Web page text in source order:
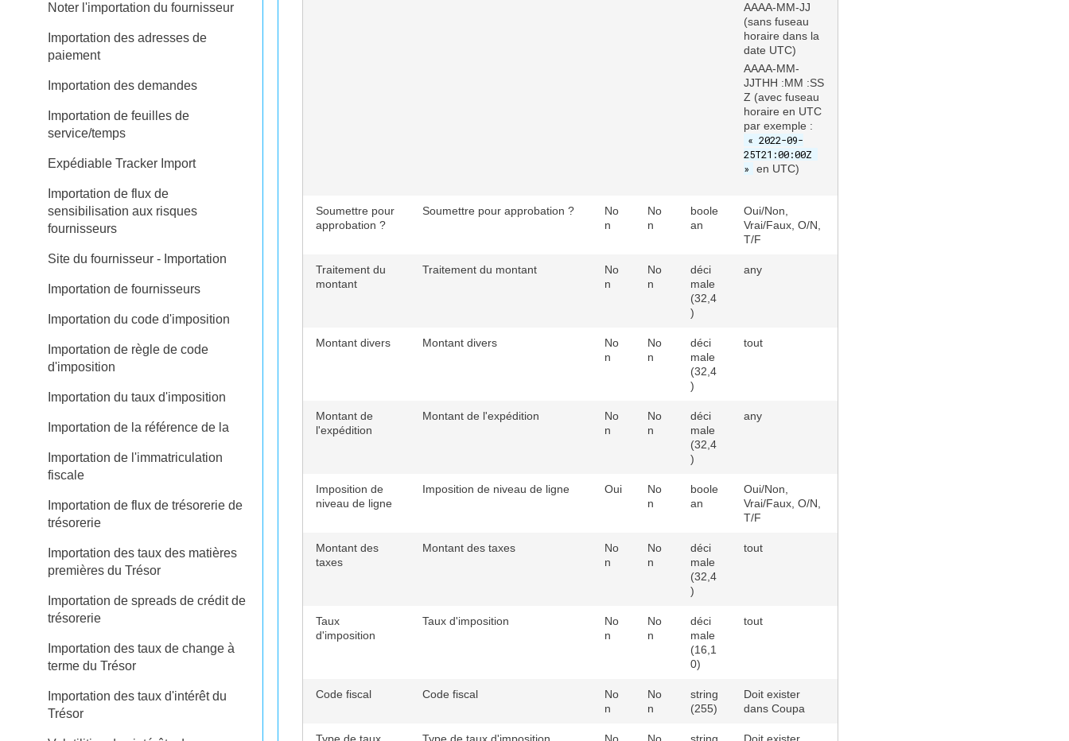
AAAA-MM-JJ
(sans fuseau
horaire dans la
date UTC)
AAAA-MM-
JJTHH :MM :SS
Z (avec fuseau
horaire en UTC
par exemple :
« 2022-09-
25T21:00:00Z
»
en UTC)
Soumettre pour
approbation ?
Soumettre pour approbation ?
No
n
No
n
boole
an
Oui/Non,
Vrai/Faux, O/N,
T/F
Traitement du
montant
Traitement du montant
No
n
No
n
déci
male
(32,4
)
any
Montant divers Montant divers
No
n
No
n
déci
male
(32,4
)
tout
Montant de
l'expédition
Montant de l'expédition
No
n
No
n
déci
male
(32,4
)
any
Imposition de
niveau de ligne
Imposition de niveau de ligne Oui
No
n
boole
an
Oui/Non,
Vrai/Faux, O/N,
T/F
Montant des
taxes
Montant des taxes
No
n
No
n
déci
male
(32,4
)
tout
Taux
d'imposition
Taux d'imposition
No
n
No
n
déci
male
(16,1
0)
tout
Code fiscal Code fiscal
No
n
No
n
string
(255)
Doit exister
dans Coupa
Noter l'importation du fournisseur
Importation des adresses de
paiement
Importation des demandes
Importation de feuilles de
service/temps
Expédiable Tracker Import
Importation de flux de
sensibilisation aux risques
fournisseurs
Site du fournisseur - Importation
Importation de fournisseurs
Importation du code d'imposition
Importation de règle de code
d'imposition
Importation du taux d'imposition
Importation de la référence de la
Importation de l'immatriculation
fiscale
Importation de flux de trésorerie de
trésorerie
Importation des taux des matières
premières du Trésor
Importation de spreads de crédit de
trésorerie
Importation des taux de change à
terme du Trésor
Importation des taux d'intérêt du
Trésor